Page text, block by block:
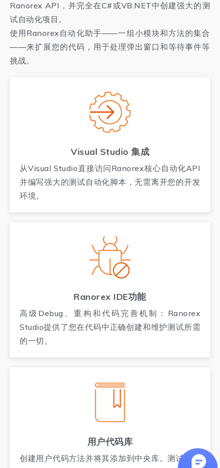
Ranorex API，并完全在C#或VB.NET中创建强大的测
试自动化项目。
使用Ranorex自动化助手——一组小模块和方法的集合
——来扩展您的代码，用于处理弹出窗口和等待事件等
挑战。
Visual Studio 集成
从Visual Studio直接访问Ranorex核心自动化API
并编写强大的测试自动化脚本，无需离开您的开发
环境。
Ranorex IDE功能
高级Debug、重构和代码完善机制：Ranorex
Studio提供了您在代码中正确创建和维护测试所需
的一切。
用户代码库
创建用户代码方法并将其添加到中央库。测试人员